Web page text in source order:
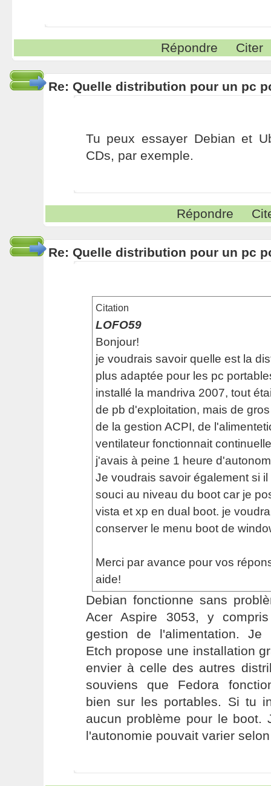
Répondre Citer
Re: Quelle distribution pour un pc
Tu peux essayer Debian et
CDs, par exemple.
Répondre
Re: Quelle distribution pour un pc
Citation
LOFO59
Bonjour!
je voudrais savoir quelle est la
plus adaptée pour les pc
installé la mandriva 2007, tout
de pb d'exploitation, mais de
de la gestion ACPI, de
ventilateur fonctionnait
j'avais à peine 1 heure
Je voudrais savoir également si
souci au niveau du boot car je
vista et xp en dual boot. je
conserver le menu boot de
Merci par avance pour vos
aide!
Debian fonctionne sans
Acer Aspire 3053, y
gestion de l'alimentation. Je
Etch propose une installation
envier à celle des autres
souviens que Fedora
bien sur les portables. Si tu
aucun problème pour le boot.
l'autonomie pouvait varier